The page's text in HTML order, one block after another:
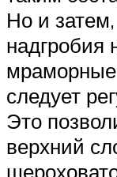
Но и
надгробия
мраморные
следует
Это
верхний